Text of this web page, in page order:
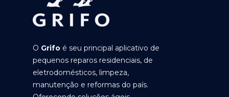
O Grifo é seu principal aplicativo de
pequenos reparos residenciais, de
eletrodomésticos, limpeza,
manutenção e reformas do país.